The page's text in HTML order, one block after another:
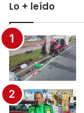
Lo + leído